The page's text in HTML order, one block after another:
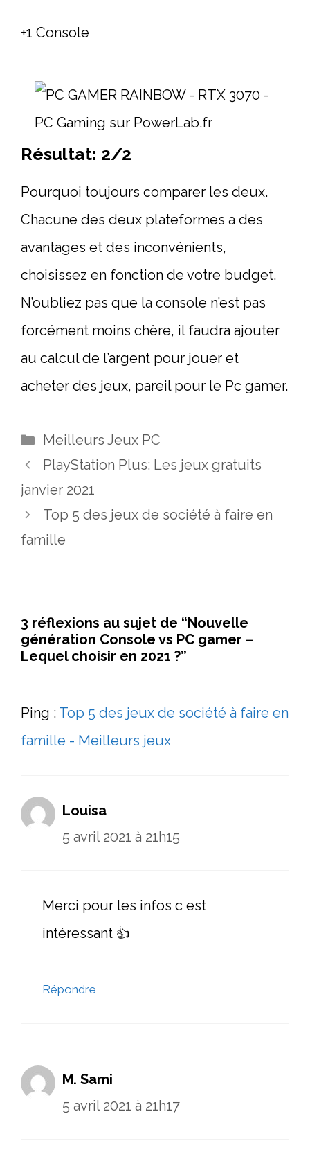
+1 Console
Résultat: 2/2
Pourquoi toujours comparer les deux.
Chacune des deux plateformes a des
avantages et des inconvénients,
choisissez en fonction de votre budget.
N’oubliez pas que la console n’est pas
forcément moins chère, il faudra ajouter
au calcul de l’argent pour jouer et
acheter des jeux, pareil pour le Pc gamer.
Catégories
Meilleurs Jeux PC
PlayStation Plus: Les jeux gratuits
janvier 2021
Top 5 des jeux de société à faire en
famille
3 réflexions au sujet de “Nouvelle
génération Console vs PC gamer –
Lequel choisir en 2021 ?”
Ping : Top 5 des jeux de société à faire en
famille - Meilleurs jeux
Louisa
5 avril 2021 à 21h15
Merci pour les infos c est
intéressant 👍
Répondre
M. Sami
5 avril 2021 à 21h17